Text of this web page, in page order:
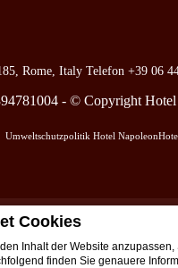
Cookies
Inhalt der Website
finden Sie genauere
Rome, Italy Telefon +39 06
- © Copyright
Umweltschutzpolitik Hotel Napoleon